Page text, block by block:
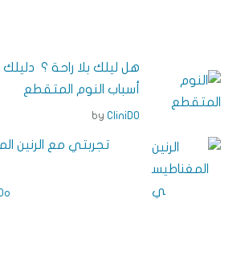
o
t
dI
n
n
g
r
e هل ليلك بلا راحة ؟
أسباب النوم المتقطع
byCliniDO
تجربتي مع الرنين